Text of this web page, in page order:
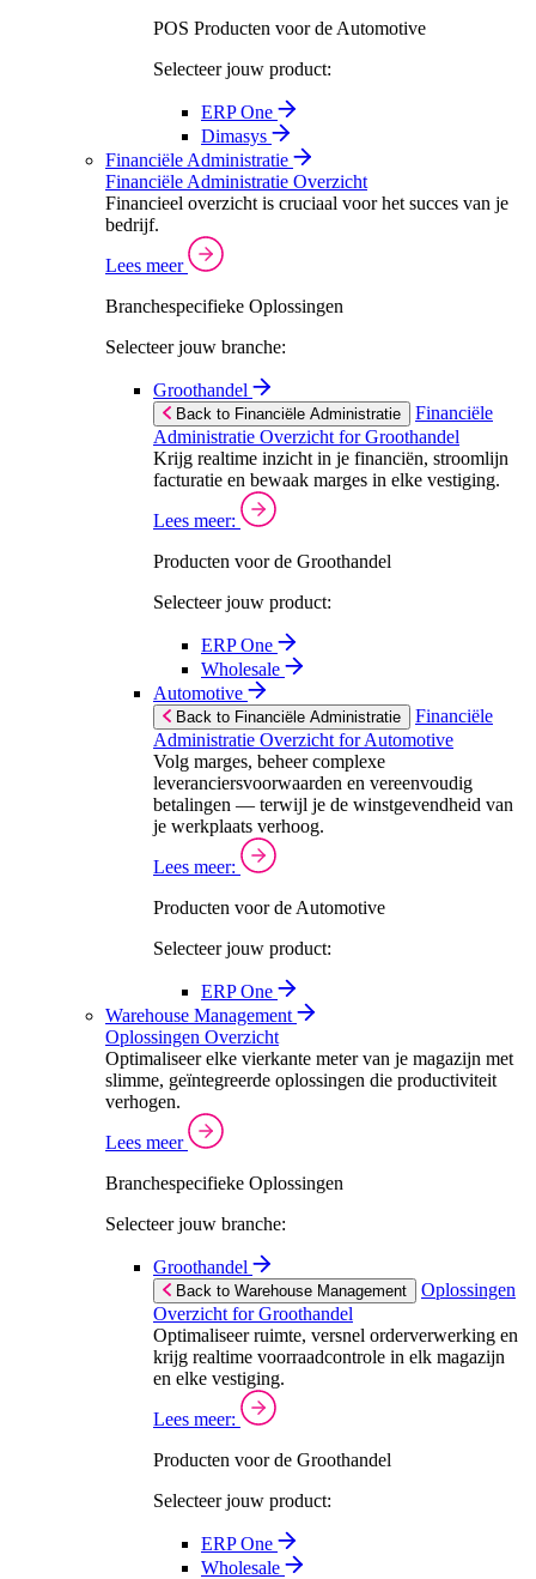
POS Producten voor de Automotive
Selecteer jouw product:
ERP One
Dimasys
Financiële Administratie
Financiële Administratie Overzicht
Financieel overzicht is cruciaal voor het succes van je
bedrijf.
Lees meer
Branchespecifieke Oplossingen
Selecteer jouw branche:
Groothandel
Back to Financiële Administratie
Financiële
Administratie Overzicht for Groothandel
Krijg realtime inzicht in je financiën, stroomlijn
facturatie en bewaak marges in elke vestiging.
Lees meer:
Producten voor de Groothandel
Selecteer jouw product:
ERP One
Wholesale
Automotive
Back to Financiële Administratie
Financiële
Administratie Overzicht for Automotive
Volg marges, beheer complexe
leveranciersvoorwaarden en vereenvoudig
betalingen — terwijl je de winstgevendheid van
je werkplaats verhoog.
Lees meer:
Producten voor de Automotive
Selecteer jouw product:
ERP One
Warehouse Management
Oplossingen Overzicht
Optimaliseer elke vierkante meter van je magazijn met
slimme, geïntegreerde oplossingen die productiviteit
verhogen.
Lees meer
Branchespecifieke Oplossingen
Selecteer jouw branche:
Groothandel
Back to Warehouse Management
Oplossingen
Overzicht for Groothandel
Optimaliseer ruimte, versnel orderverwerking en
krijg realtime voorraadcontrole in elk magazijn
en elke vestiging.
Lees meer:
Producten voor de Groothandel
Selecteer jouw product:
ERP One
Wholesale